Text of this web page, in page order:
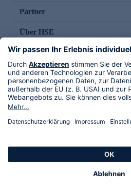
Partner
Über HSE
Im TV
HSE International